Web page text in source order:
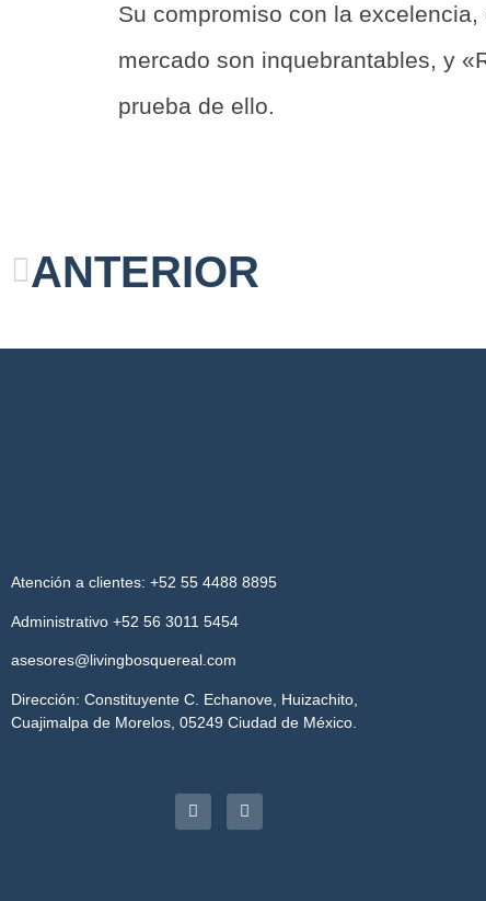
Su compromiso con la
mercado son inquebrantables, y
prueba de ello.
ANTERIOR
Atención a clientes: +52 55 4488 8895
Administrativo +52 56 3011 5454
asesores@livingbosquereal.com
Dirección: Constituyente C. Echanove, Huizachito,
Cuajimalpa de Morelos, 05249 Ciudad de México.